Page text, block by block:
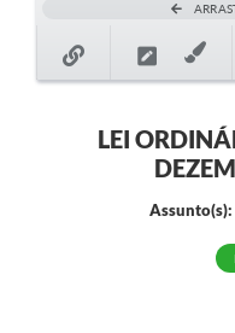
Secretarias
A PrefeituraLEI
Assunto(s):